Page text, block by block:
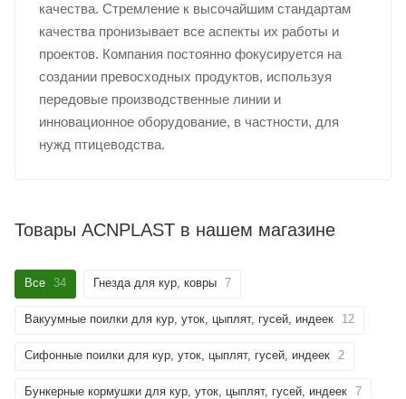
качества. Стремление к высочайшим стандартам
качества пронизывает все аспекты их работы и
проектов. Компания постоянно фокусируется на
создании превосходных продуктов, используя
передовые производственные линии и
инновационное оборудование, в частности, для
нужд птицеводства.
Товары ACNPLAST в нашем магазине
Все 34 Гнезда для кур, ковры 7
Вакуумные поилки для кур, уток, цыплят, гусей, индеек 12
Сифонные поилки для кур, уток, цыплят, гусей, индеек 2
Бункерные кормушки для кур, уток, цыплят, гусей, индеек 7